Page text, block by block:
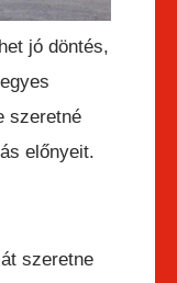
jó döntés,
szeretné
előnyeit.
szeretne